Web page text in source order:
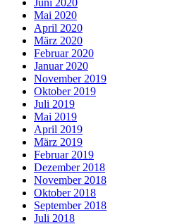
Juni 2020
Mai 2020
April 2020
März 2020
Februar 2020
Januar 2020
November 2019
Oktober 2019
Juli 2019
Mai 2019
April 2019
März 2019
Februar 2019
Dezember 2018
November 2018
Oktober 2018
September 2018
Juli 2018